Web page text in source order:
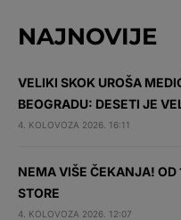
NAJNOVIJE
VELIKI SKOK UROŠA
BEOGRADU: DESETI JE
4. KOLOVOZA 2026. 16:11
NEMA VIŠE ČEKANJA!
STORE
4. KOLOVOZA 2026. 12:07